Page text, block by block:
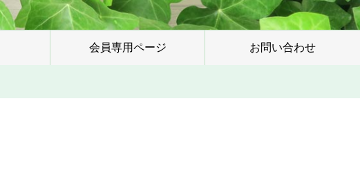
会員専用ページ お問い合わせ